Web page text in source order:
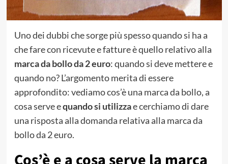
Uno dei dubbi che sorge più spesso quando si ha a
che fare con ricevute e fatture è quello relativo alla
marca da bollo da 2 euro: quando si deve mettere e
quando no? L’argomento merita di essere
approfondito: vediamo cos’è una marca da bollo, a
cosa serve equando si utilizzae cerchiamo di dare
una risposta alla domanda relativa alla marca da
bollo da 2 euro.